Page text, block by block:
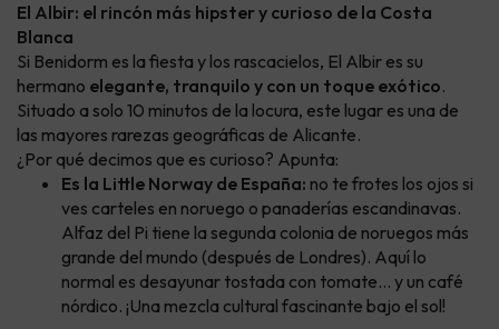
El Albir: el rincón más hipster y curioso de la Costa
Blanca
Si Benidorm es la fiesta y los rascacielos, El Albir es su
hermano elegante, tranquilo y con un toque exótico.
Situado a solo 10 minutos de la locura, este lugar es una de
las mayores rarezas geográficas de Alicante.
¿Por qué decimos que es curioso? Apunta:
Es la Little Norway de España: no te frotes los ojos si
ves carteles en noruego o panaderías escandinavas.
Alfaz del Pi tiene la segunda colonia de noruegos más
grande del mundo (después de Londres). Aquí lo
normal es desayunar tostada con tomate... y un café
nórdico. ¡Una mezcla cultural fascinante bajo el sol!